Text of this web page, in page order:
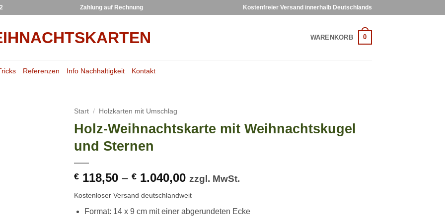
Zahlung auf Rechnung Kostenfreier Versand innerhalb Deutschlands
WARENKORB 0
Referenzen Info Nachhaltigkeit Kontakt
Start / Holzkarten mit Umschlag
Holz-Weihnachtskarte mit Weihnachtskugel
und Sternen
€ 118,50 – € 1.040,00 zzgl. MwSt.
Kostenloser Versand deutschlandweit
Format: 14 x 9 cm mit einer abgerundeten Ecke